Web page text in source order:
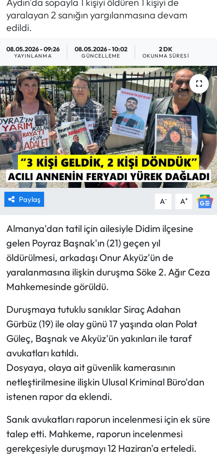
yaralayan 2 sanığın yargılanmasına devam
edildi.
08.05.2026 - 09:26
YAYINLANMA
08.05.2026 - 10:02
GÜNCELLEME
2 DK
OKUNMA SÜRESI
Paylaş A- A+
Almanya'dan tatil için ailesiyle Didim ilçesine
gelen Poyraz Başnak'ın (21) geçen yıl
öldürülmesi, arkadaşı Onur Akyüz'ün de
yaralanmasına ilişkin duruşma Söke 2. Ağır Ceza
Mahkemesinde görüldü.
Duruşmaya tutuklu sanıklar Siraç Adahan
Gürbüz (19) ile olay günü 17 yaşında olan Polat
Güleç, Başnak ve Akyüz'ün yakınları ile taraf
avukatları katıldı.
Dosyaya, olaya ait güvenlik kamerasının
netleştirilmesine ilişkin Ulusal Kriminal Büro'dan
istenen rapor da eklendi.
Sanık avukatları raporun incelenmesi için ek süre
talep etti. Mahkeme, raporun incelenmesi
gerekçesiyle duruşmayı 12 Haziran'a erteledi.
MAGAZİN
SİYASET
SPOR
TARIM
TURİZM
YAŞAM
RESMİ İLANLAR